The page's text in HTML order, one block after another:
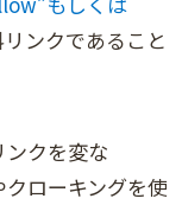
ンクであること
クを変な
ローキングを使